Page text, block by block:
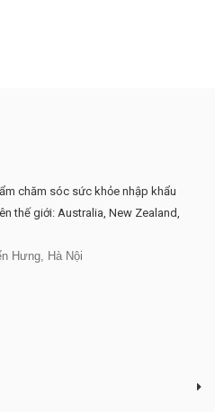
chăm sóc sức khỏe nhập khẩu
thế giới: Australia, New Zealand,
Hưng, Hà Nội